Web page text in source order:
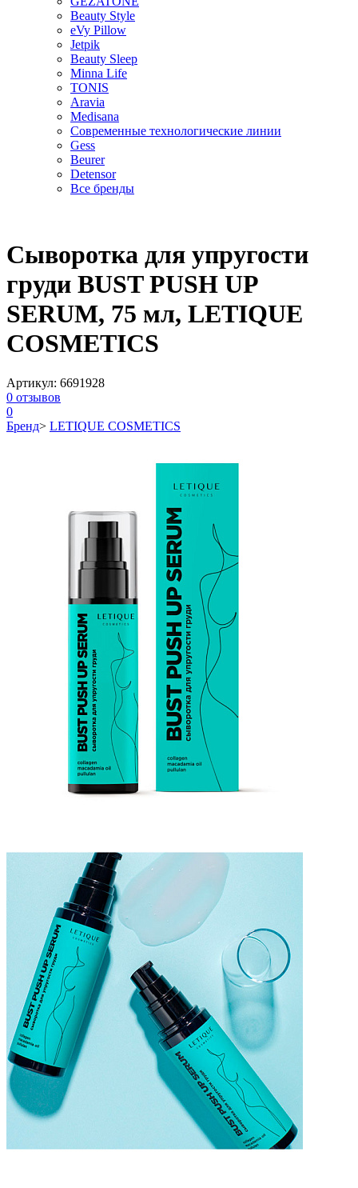
Beauty Style
eVy Pillow
Jetpik
Beauty Sleep
Minna Life
TONIS
Aravia
Medisana
Современные технологические линии
Gess
Beurer
Detensor
Все бренды
Сыворотка для упругости
груди BUST PUSH UP
SERUM, 75 мл, LETIQUE
COSMETICS
Артикул: 6691928
0 отзывов
0
Бренд> LETIQUE COSMETICS